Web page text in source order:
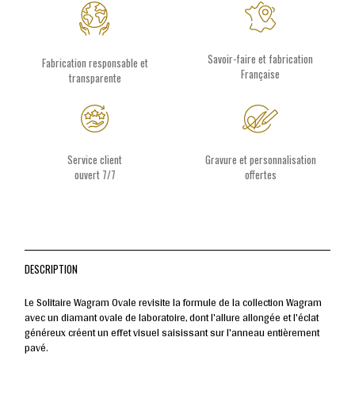
Fabrication responsable et
transparente
Savoir-faire et fabrication
Française
Service client
ouvert 7/7
Gravure et personnalisation
offertes
DESCRIPTION
Le Solitaire Wagram Ovale revisite la formule de la collection Wagram
avec un diamant ovale de laboratoire, dont l'allure allongée et l'éclat
généreux créent un effet visuel saisissant sur l'anneau entièrement
pavé.